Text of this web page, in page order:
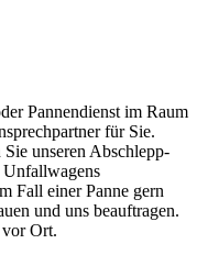
Pannendienst im Raum
für Sie.
unseren Abschlepp-
Unfallwagens
Fall einer Panne gern
und uns beauftragen.
Ort.